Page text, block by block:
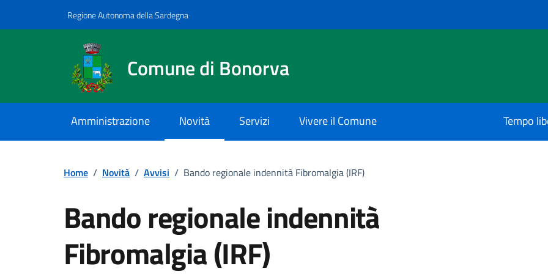
Regione Autonoma della Sardegna
Comune di Bonorva
Amministrazione Novità Servizi Vivere il Comune Tempo
Home / Novità / Avvisi / Bando regionale indennità Fibromalgia (IRF)
Bando regionale indennità
Fibromalgia (IRF):